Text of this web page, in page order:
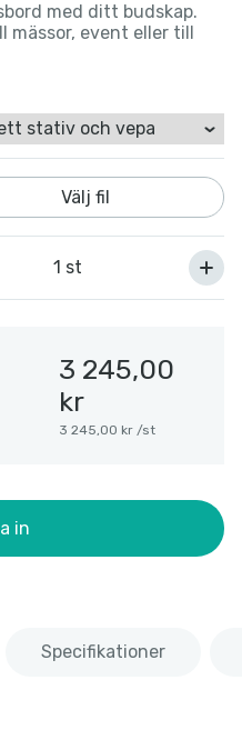
med ditt budskap.
mässor, event eller till
Välj fil
3 245,00
kr
3 245,00 kr /st
in
Specifikationer